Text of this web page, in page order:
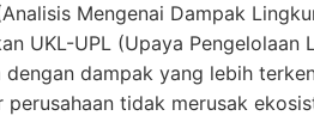
Mengenai Dampak
UKL-UPL (Upaya Pengelolaan
dampak yang lebih
tidak merusak